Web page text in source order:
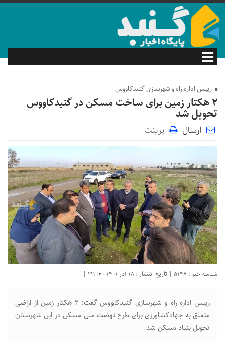
رییس اداره راه و شهرسازی گنبدکاووس
۲ هکتار زمین برای ساخت مسکن در گنبدکاووس
تحویل شد
ارسال پرینت
شناسه خبر : 5148 | تاریخ انتشار : 18 آذر 1401 - 22:06 |
رییس اداره راه و شهرسازی گنبدکاووس گفت: ۲ هکتار زمین از اراضی
متعلق به جهادکشاورزی برای طرح نهضت ملی مسکن در این شهرستان
تحویل بنیاد مسکن شد.